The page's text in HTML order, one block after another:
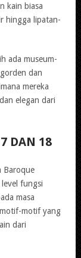
kain biasa
hingga lipatan-
ada museum-
dan
mereka
elegan dari
DAN 18
Baroque
fungsi
masa
motif yang
dari